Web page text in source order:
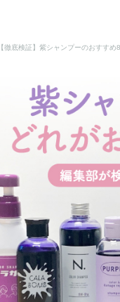
【徹底検証】紫シャンプーのおすす